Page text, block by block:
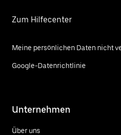
Zum Hilfecenter
Meine persönlichen Daten nicht
Google-Datenrichtlinie
Unternehmen
Über uns